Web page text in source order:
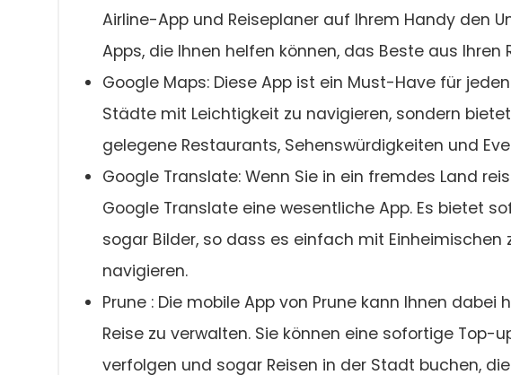
Airline-App und Reiseplaner auf Ihrem Handy den
Apps, die Ihnen helfen können, das Beste aus Ihren
Google Maps: Diese App ist ein Must-Have für
Städte mit Leichtigkeit zu navigieren, sondern
gelegene Restaurants, Sehenswürdigkeiten und
Google Translate: Wenn Sie in ein fremdes Land
Google Translate eine wesentliche App. Es bietet
sogar Bilder, so dass es einfach mit
navigieren.
Prune : Die mobile App von Prune kann Ihnen
Reise zu verwalten. Sie können eine sofortige Top-
verfolgen und sogar Reisen in der Stadt buchen,